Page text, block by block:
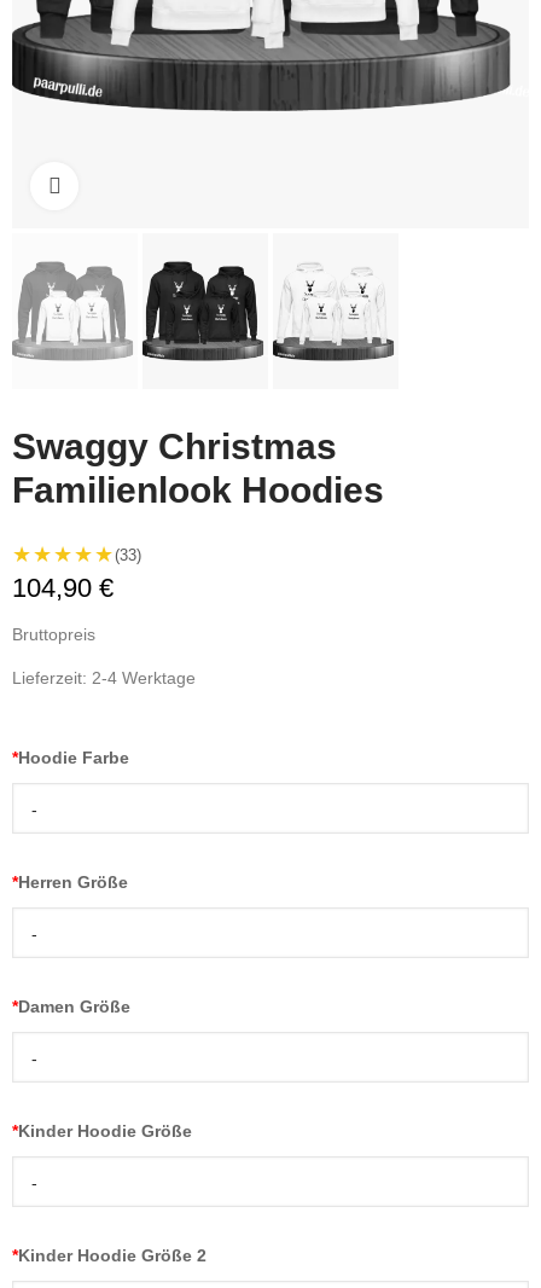
Swaggy Christmas
Familienlook Hoodies
★★★★★(33)
104,90 €
Bruttopreis
Lieferzeit: 2-4 Werktage
*Hoodie Farbe
-
*Herren Größe
-
*Damen Größe
-
*Kinder Hoodie Größe
-
*Kinder Hoodie Größe 2